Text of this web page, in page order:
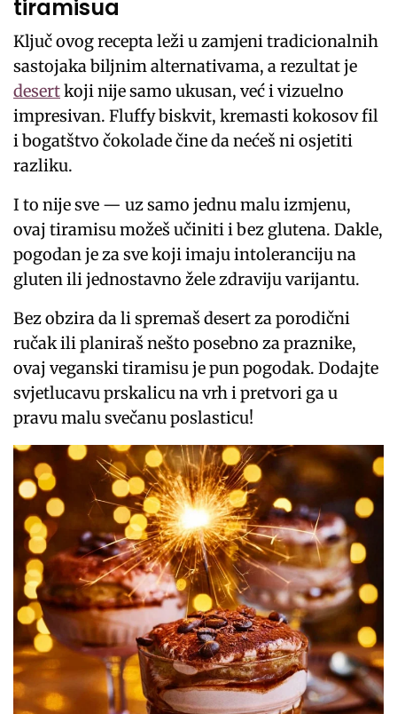
tiramisua
Ključ ovog recepta leži u zamjeni tradicionalnih
sastojaka biljnim alternativama, a rezultat je
desertkoji nije samo ukusan, već i vizuelno
impresivan. Fluffy biskvit, kremasti kokosov fil
i bogatštvo čokolade čine da nećeš ni osjetiti
razliku.
I to nije sve — uz samo jednu malu izmjenu,
ovaj tiramisu možeš učiniti i bez glutena. Dakle,
pogodan je za sve koji imaju intoleranciju na
gluten ili jednostavno žele zdraviju varijantu.
Bez obzira da li spremaš desert za porodični
ručak ili planiraš nešto posebno za praznike,
ovaj veganski tiramisu je pun pogodak. Dodajte
svjetlucavu prskalicu na vrh i pretvori ga u
pravu malu svečanu poslasticu!